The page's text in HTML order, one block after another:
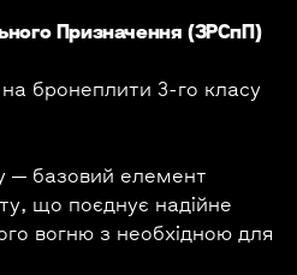
Призначення (ЗРСпП)
бронеплити 3-го класу
— базовий елемент
що поєднує надійне
вогню з необхідною для